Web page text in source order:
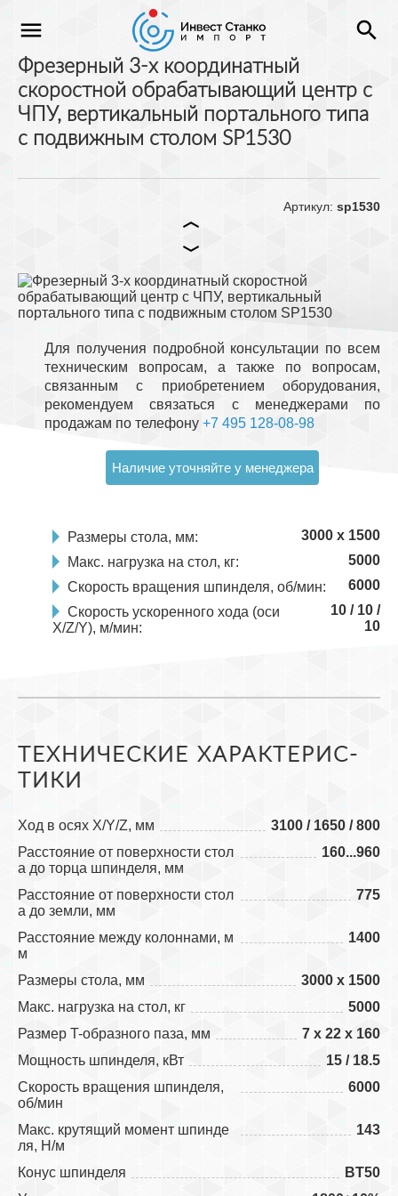
menu search
Фрезерный 3-х координатный
скоростной обрабатывающий центр с
ЧПУ, вертикальный портального типа
с подвижным столом SP1530
Для получения подробной консультации по всем
техническим вопросам, а также по вопросам,
связанным с приобретением оборудования,
рекомендуем связаться с менеджерами по
продажам по телефону +7 495 128-08-98
Наличие уточняйте у менеджера
Размеры стола, мм:
3000 x 1500
Макс. нагрузка на стол, кг:
5000
Скорость вращения шпинделя, об/мин:
6000
Скорость ускоренного хода (оси
X/Z/Y), м/мин:
10 /10 /
10
Артикул: sp1530
ТЕХ­НИ­ЧЕС­КИЕ ХА­РАК­ТЕ­РИС­
ТИ­КИ
Ход в осях X/Y/Z, мм 3100 /1650 /800
Расстояние от поверхности стол
а до торца шпинделя, мм
160...960
Расстояние от поверхности стол
а до земли, мм
775
Расстояние между колоннами, м
м
1400
Размеры стола, мм
3000 x 1500
Макс. нагрузка на стол, кг
5000
Размер T-образного паза, мм
7 x 22 x 160
Мощность шпинделя, кВт
15 /18.5
Скорость вращения шпинделя,
об/мин
6000
Макс. крутящий момент шпинде
ля, Н/м
143
Конус шпинделя
BT50